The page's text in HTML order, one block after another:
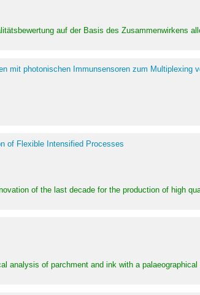
auf der Basis des Zusammenwirkens
mit photonischen Immunsensoren zum
of Flexible Intensified Processes
of the last decade for the production of high
analysis of parchment and ink with a